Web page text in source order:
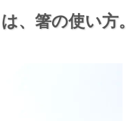
、 箸の使い方。